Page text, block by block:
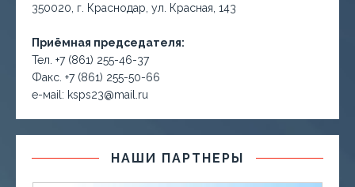
350020, г. Краснодар, ул. Красная, 143
Приёмная председателя:
Тел. +7 (861) 255-46-37
Факс. +7 (861) 255-50-66
е-маil: ksps23@mail.ru
НАШИ ПАРТНЕРЫ